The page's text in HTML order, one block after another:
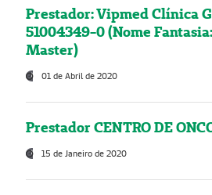
Prestador: Vipmed Clínica
51004349-0 (Nome
Master)
01 de Abril de 2020
Prestador CENTRO DE
15 de Janeiro de 2020